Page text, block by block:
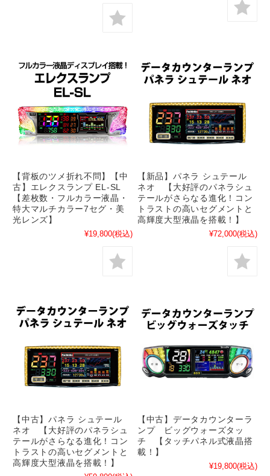
【背板のツメ折れ不問】【中
古】エレクスランプ EL-SL
【差枚数・フルカラー液晶・
特大マルチカラー7セグ・美
光レンズ】
¥19,800(税込)
【新品】パネラ シュテール
ネオ 【大好評のパネラシュ
テールがさらなる進化！コン
トラストの高いセグメントと
高輝度大型液晶を搭載！】
¥72,000(税込)
【中古】パネラ シュテール
ネオ 【大好評のパネラシュ
テールがさらなる進化！コン
トラストの高いセグメントと
高輝度大型液晶を搭載！】
【中古】データカウンターラ
ンプ ビッグウォーズタッ
チ 【タッチパネル式液晶搭
載！】
¥19,800(税込)